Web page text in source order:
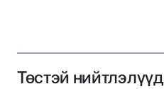
Төстэй нийтлэлүүд